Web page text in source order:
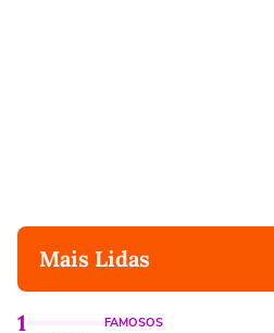
Mais Lidas
1 FAMOSOS